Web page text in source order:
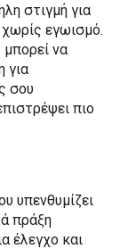
στιγμή για
εγωισμό.
μπορεί να
για
σου
πιο
υπενθυμίζει
πράξη
έλεγχο και